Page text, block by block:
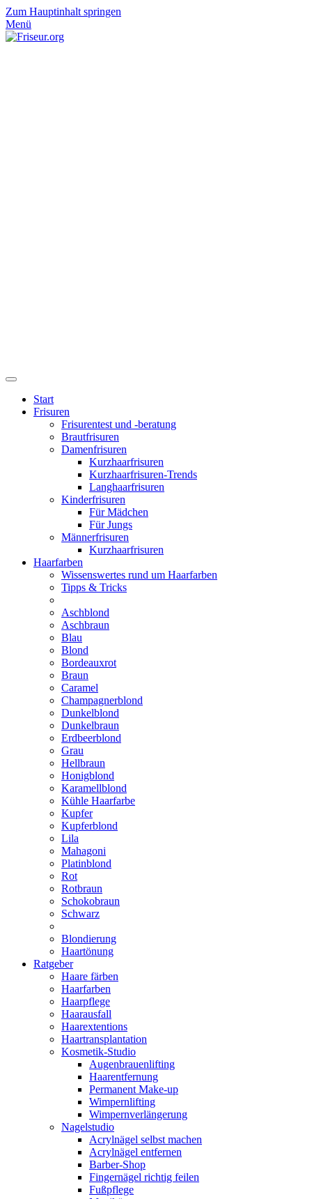
Zum Hauptinhalt springen
Menü
Start
Frisuren
Frisurentest und -beratung
Brautfrisuren
Damenfrisuren
Kurzhaarfrisuren
Kurzhaarfrisuren-Trends
Langhaarfrisuren
Kinderfrisuren
Für Mädchen
Für Jungs
Männerfrisuren
Kurzhaarfrisuren
Haarfarben
Wissenswertes rund um Haarfarben
Tipps & Tricks
Aschblond
Aschbraun
Blau
Blond
Bordeauxrot
Braun
Caramel
Champagnerblond
Dunkelblond
Dunkelbraun
Erdbeerblond
Grau
Hellbraun
Honigblond
Karamellblond
Kühle Haarfarbe
Kupfer
Kupferblond
Lila
Mahagoni
Platinblond
Rot
Rotbraun
Schokobraun
Schwarz
Blondierung
Haartönung
Ratgeber
Haare färben
Haarfarben
Haarpflege
Haarausfall
Haarextentions
Haartransplantation
Kosmetik-Studio
Augenbrauenlifting
Haarentfernung
Permanent Make-up
Wimpernlifting
Wimpernverlängerung
Nagelstudio
Acrylnägel selbst machen
Acrylnägel entfernen
Barber-Shop
Fingernägel richtig feilen
Fußpflege